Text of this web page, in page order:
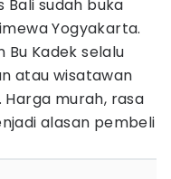
Bali sudah buka
Yogyakarta.
Kadek selalu
atau wisatawan
murah, rasa
alasan pembeli